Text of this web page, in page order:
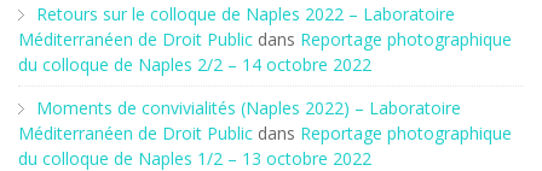
Retours sur le colloque de Naples 2022 – Laboratoire
Méditerranéen de Droit Public dans Reportage photographique
du colloque de Naples 2/2 – 14 octobre 2022
Moments de convivialités (Naples 2022) – Laboratoire
Méditerranéen de Droit Public dans Reportage photographique
du colloque de Naples 1/2 – 13 octobre 2022